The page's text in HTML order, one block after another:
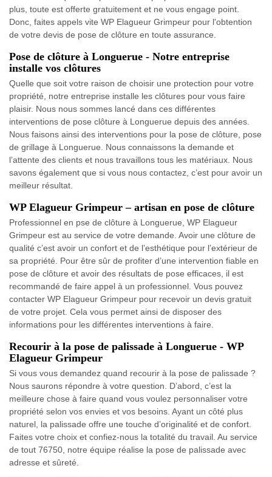
plus, toute est offerte gratuitement et ne vous engage point.
Donc, faites appels vite WP Elagueur Grimpeur pour l'obtention
de votre devis de pose de clôture en toute assurance.
Pose de clôture à Longuerue - Notre entreprise
installe vos clôtures
Quelle que soit votre raison de choisir une protection pour votre
propriété, notre entreprise installe les clôtures pour vous faire
plaisir. Nous nous sommes lancé dans ces différentes
interventions de pose clôture à Longuerue depuis des années.
Nous faisons ainsi des interventions pour la pose de clôture, pose
de grillage à Longuerue. Nous connaissons la demande et
l’attente des clients et nous travaillons tous les matériaux. Nous
savons également que si vous nous contactez, c’est pour avoir un
meilleur résultat.
WP Elagueur Grimpeur – artisan en pose de clôture
Professionnel en pse de clôture à Longuerue, WP Elagueur
Grimpeur est au service de votre demande. Avoir une clôture de
qualité c’est avoir un confort et de l’esthétique pour l’extérieur de
sa propriété. Pour être sûr de profiter d’une intervention fiable en
pose de clôture et avoir des résultats de pose efficaces, il est
recommandé de faire appel à un professionnel. Vous pouvez
contacter WP Elagueur Grimpeur pour recevoir un devis gratuit
de votre projet. Cela vous permet ainsi de disposer des
informations pour les différentes interventions à faire.
Recourir à la pose de palissade à Longuerue - WP
Elagueur Grimpeur
Si vous vous demandez quand recourir à la pose de palissade ?
Nous saurons répondre à votre question. D’abord, c’est la
meilleure chose à faire quand vous voulez personnaliser votre
propriété selon vos envies et vos besoins. Ayant un côté plus
naturel, la palissade offre une touche d’originalité et de confort.
Faites votre choix et confiez-nous la totalité du travail. Au service
de tout 76750, notre équipe réalise la pose de palissade avec
adresse et sûreté.